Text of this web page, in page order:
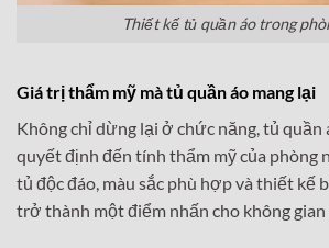
Thiết kế tủ quần áo trong
Giá trị thẩm mỹ mà tủ quần áo mang lại
Không chỉ dừng lại ở chức năng, tủ quần
quyết định đến tính thẩm mỹ của phòng
tủ độc đáo, màu sắc phù hợp và thiết kế
trở thành một điểm nhấn cho không gian